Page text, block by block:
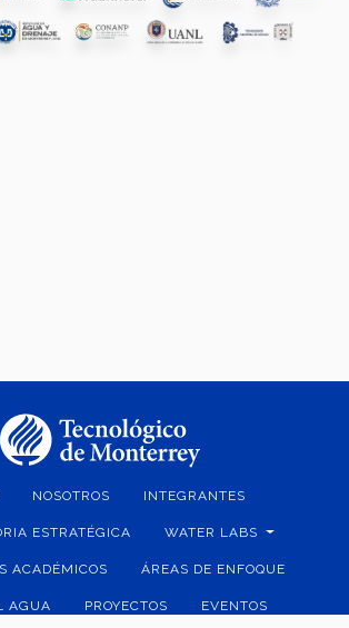
NOSOTROS INTEGRANTES
ESTRATÉGICA WATER LABS
ACADÉMICOS ÁREAS DE ENFOQUE
AGUA PROYECTOS EVENTOS